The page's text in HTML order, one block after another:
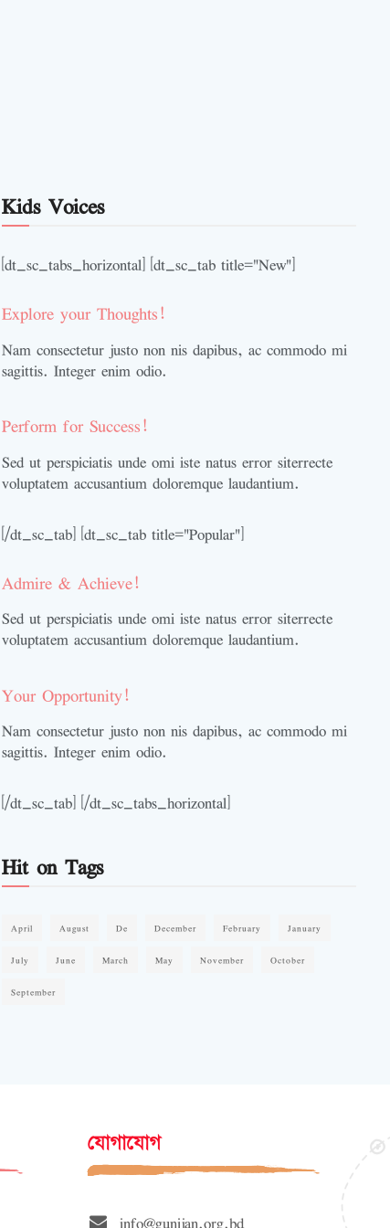
Kids Voices
[dt_sc_tabs_horizontal] [dt_sc_tab title="New"]
Explore your Thoughts!
Nam consectetur justo non nis dapibus, ac commodo mi
sagittis. Integer enim odio.
Perform for Success!
Sed ut perspiciatis unde omi iste natus error siterrecte
voluptatem accusantium doloremque laudantium.
[/dt_sc_tab] [dt_sc_tab title="Popular"]
Admire & Achieve!
Sed ut perspiciatis unde omi iste natus error siterrecte
voluptatem accusantium doloremque laudantium.
Your Opportunity!
Nam consectetur justo non nis dapibus, ac commodo mi
sagittis. Integer enim odio.
[/dt_sc_tab] [/dt_sc_tabs_horizontal]
Hit on Tags
April August De December February January
July June March May November October
September
যোগাযোগ